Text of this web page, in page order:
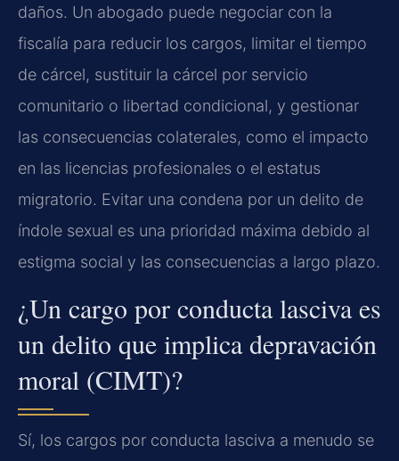
daños. Un abogado puede negociar con la
fiscalía para reducir los cargos, limitar el tiempo
de cárcel, sustituir la cárcel por servicio
comunitario o libertad condicional, y gestionar
las consecuencias colaterales, como el impacto
en las licencias profesionales o el estatus
migratorio. Evitar una condena por un delito de
índole sexual es una prioridad máxima debido al
estigma social y las consecuencias a largo plazo.
¿Un cargo por conducta lasciva es
un delito que implica depravación
moral (CIMT)?
Sí, los cargos por conducta lasciva a menudo se